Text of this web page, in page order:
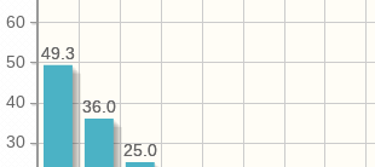
30
40
50
60
25.0
36.0
49.3
25.0
36.0
49.3